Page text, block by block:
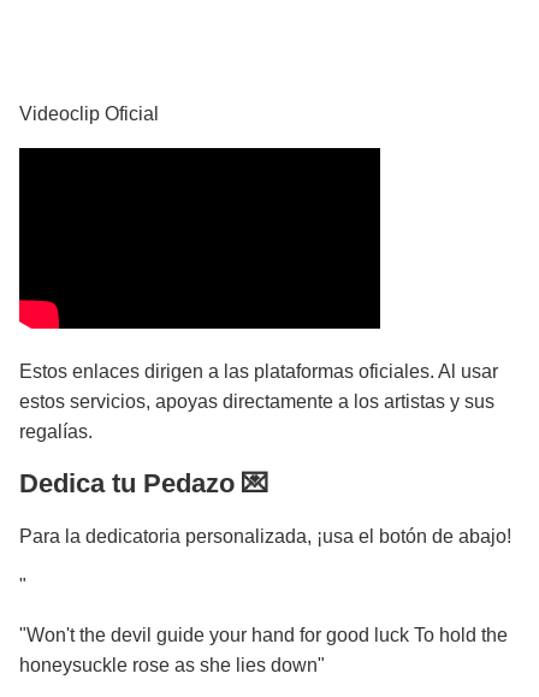
Videoclip Oficial
Estos enlaces dirigen a las plataformas oficiales. Al usar
estos servicios, apoyas directamente a los artistas y sus
regalías.
Dedica tu Pedazo 💌
Para la dedicatoria personalizada, ¡usa el botón de abajo!
"
"Won't the devil guide your hand for good luck To hold the
honeysuckle rose as she lies down"